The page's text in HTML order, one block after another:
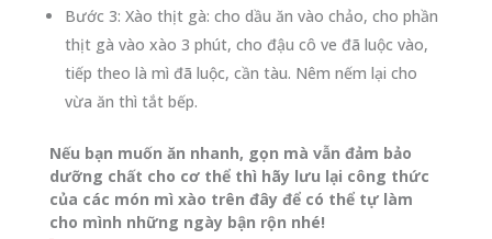
Bước 3: Xào thịt gà: cho dầu ăn vào chảo, cho phần
thịt gà vào xào 3 phút, cho đậu cô ve đã luộc vào,
tiếp theo là mì đã luộc, cần tàu. Nêm nếm lại cho
vừa ăn thì tắt bếp.
Nếu bạn muốn ăn nhanh, gọn mà vẫn đảm bảo
dưỡng chất cho cơ thể thì hãy lưu lại công thức
của các món mì xào trên đây để có thể tự làm
cho mình những ngày bận rộn nhé!